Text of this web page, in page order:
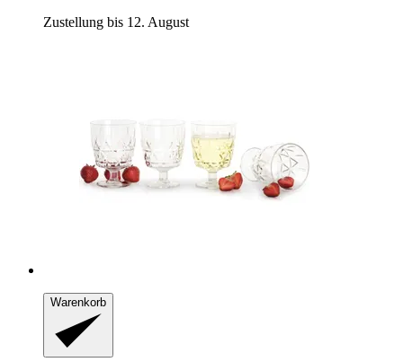
Zustellung bis 12. August
Warenkorb